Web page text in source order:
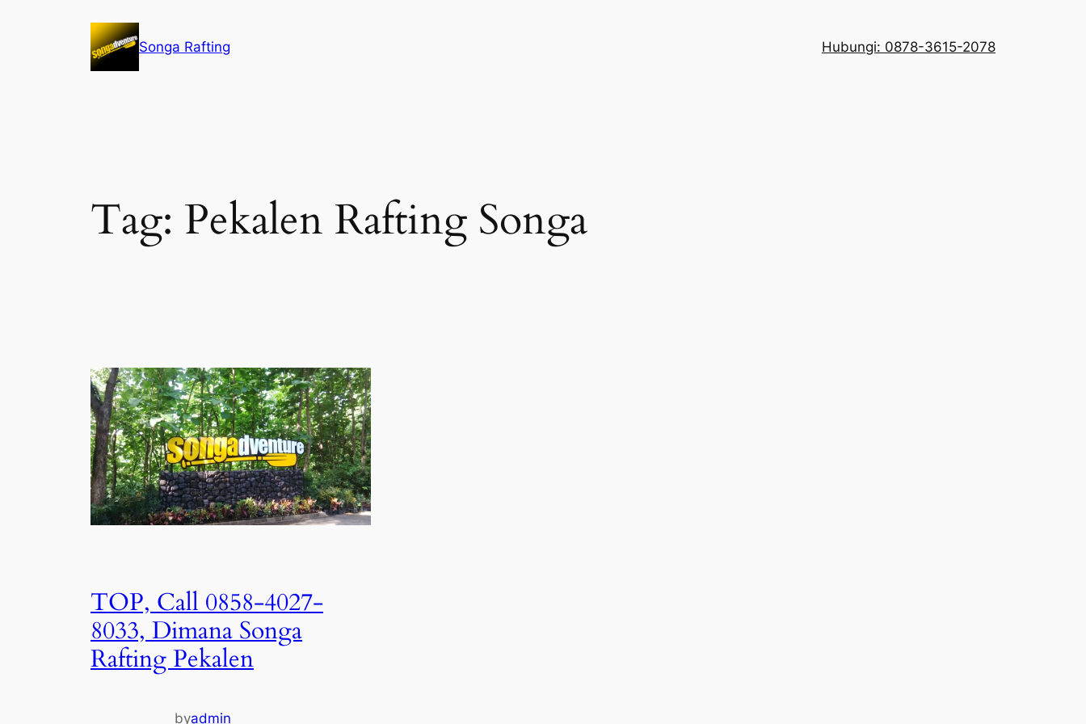
Songa Rafting Hubungi: 0878-3615-2078
Tag: Pekalen Rafting Songa
TOP, Call 0858-4027-
8033, Dimana Songa
Rafting Pekalen
byadmin